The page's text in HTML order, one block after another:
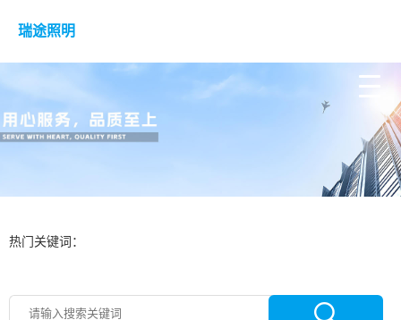
瑞途照明
热门关键词：